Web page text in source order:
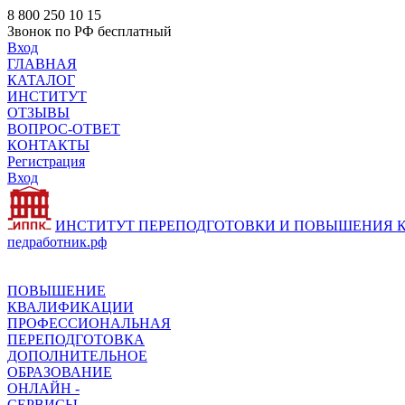
8 800 250 10 15
Звонок по РФ бесплатный
Вход
ГЛАВНАЯ
КАТАЛОГ
ИНСТИТУТ
ОТЗЫВЫ
ВОПРОС-ОТВЕТ
КОНТАКТЫ
Регистрация
Вход
ИНСТИТУТ ПЕРЕПОДГОТОВКИ И ПОВЫШЕНИЯ
педработник.рф
ПОВЫШЕНИЕ
КВАЛИФИКАЦИИ
ПРОФЕССИОНАЛЬНАЯ
ПЕРЕПОДГОТОВКА
ДОПОЛНИТЕЛЬНОЕ
ОБРАЗОВАНИЕ
ОНЛАЙН -